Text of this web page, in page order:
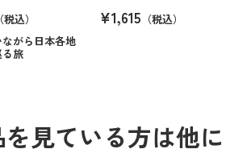
（税込）
がら日本各地
旅
¥1,615 （税込）
を見ている方は他